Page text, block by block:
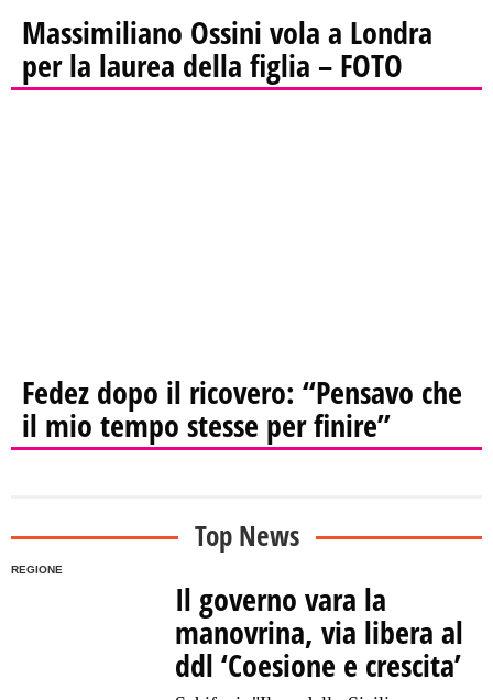
Massimiliano Ossini vola a Londra
per la laurea della figlia – FOTO
Fedez dopo il ricovero: “Pensavo che
il mio tempo stesse per finire”
Top News
REGIONE
Il governo vara la
manovrina, via libera al
ddl ‘Coesione e crescita’